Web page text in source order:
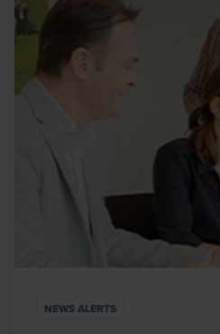
NEWS ALERTS